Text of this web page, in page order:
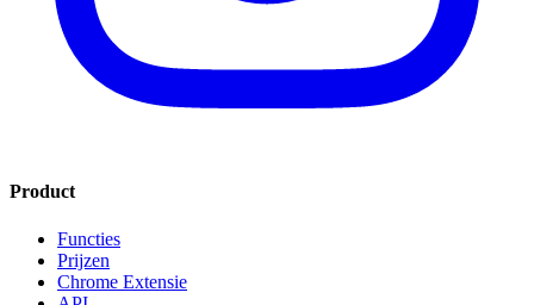
Product
Functies
Prijzen
Chrome Extensie